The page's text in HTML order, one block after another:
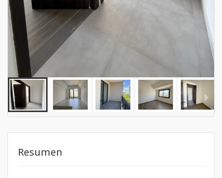
Resumen